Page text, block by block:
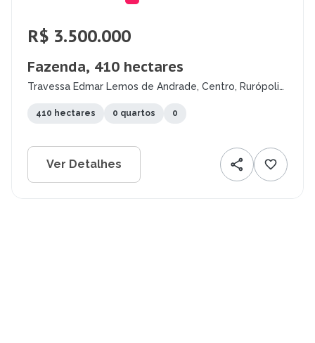
R$ 3.500.000
Fazenda, 410 hectares
Travessa Edmar Lemos de Andrade, Centro, Rurópolis
410 hectares 0 quartos 0
Ver Detalhes